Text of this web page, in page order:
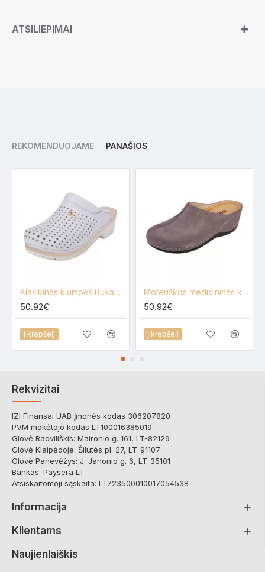
ATSILIEPIMAI
REKOMENDUOJAME PANAŠIOS
Klasikinės klumpės Buxa FPU11
50.92€
Į krepšelį
Moteriškos medicininės klumpės Buxa Anatomic BZ340
50.92€
Į krepšelį
Rekvizitai
IZI Finansai UAB Įmonės kodas 306207820
PVM mokėtojo kodas LT100016385019
Glovė Radviliškis: Maironio g. 161, LT-82129
Glovė Klaipėdoje: Šilutės pl. 27, LT-91107
Glovė Panevėžys: J. Janonio g. 6, LT-35101
Bankas: Paysera LT
Atsiskaitomoji sąskaita: LT723500010017054538
Informacija
Klientams
Naujienlaiškis